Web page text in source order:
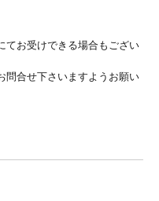
てお受けできる場合もござい
問合せ下さいますようお願い